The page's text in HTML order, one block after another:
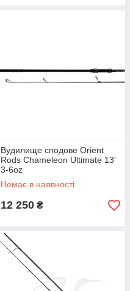
Вудилище сподове Orient
Rods Chameleon Ultimate 13'
3-6oz
Немає в наявності
12 250 ₴